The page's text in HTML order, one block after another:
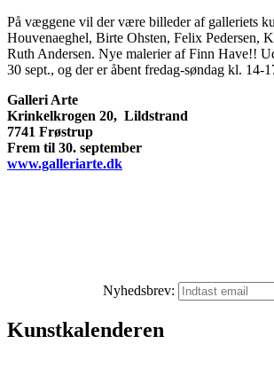
På væggene vil der være billeder af galleriets
Houvenaeghel, Birte Ohsten, Felix Pedersen,
Ruth Andersen. Nye malerier af Finn Have!!
30 sept., og der er åbent fredag-søndag kl. 14-
Galleri Arte
Krinkelkrogen 20, Lildstrand
7741 Frøstrup
Frem til 30. september
www.galleriarte.dk
Nyhedsbrev:
Kunstkalenderen